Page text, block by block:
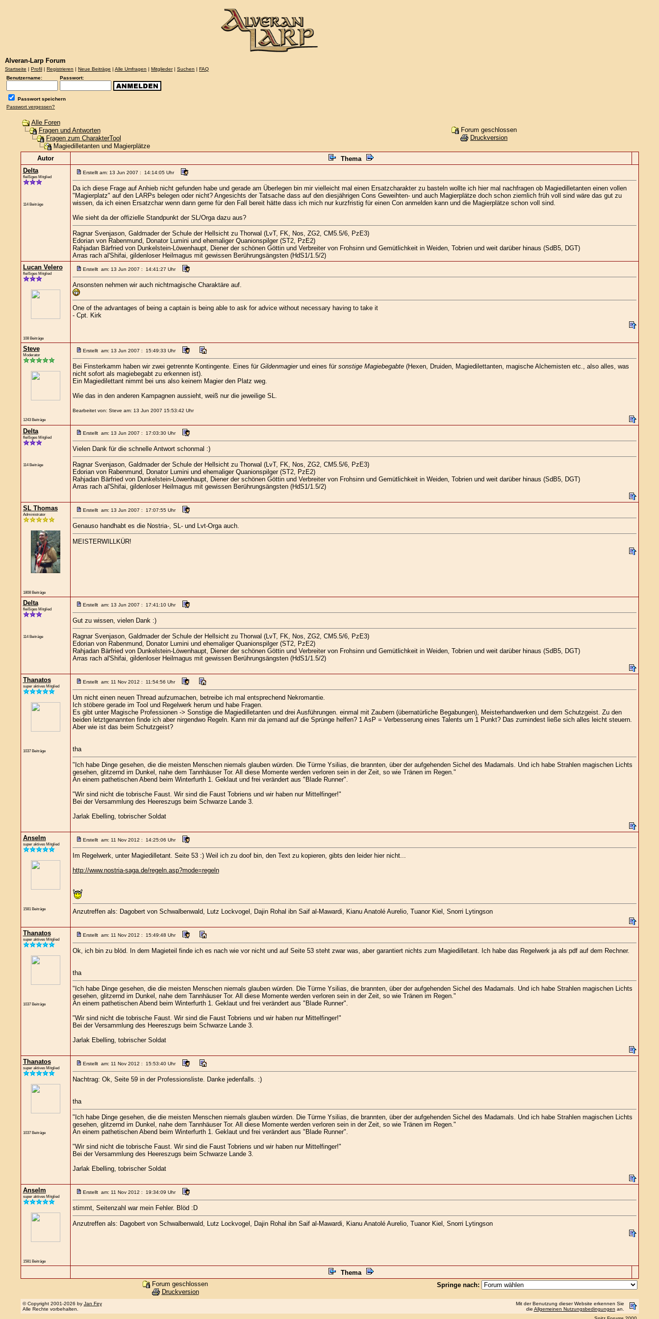
Alveran-Larp Forum
Startseite | Profil | Registrieren | Neue Beiträge | Alle Umfragen | Mitglieder| Suchen | FAQ
Benutzername:
Passwort:
Passwort speichern
Passwort vergessen?
Alle Foren
Fragen und Antworten
Fragen zum CharakterTool
Magiedilletanten und Magierplätze
Forum geschlossen
Druckversion
Autor
Thema
Delta
fleißiges Mitglied
114 Beiträge
Erstellt am: 13 Jun 2007 : 14:14:05 Uhr
Da ich diese Frage auf Anhieb nicht gefunden habe und gerade am Überlegen bin mir vielleicht mal einen Ersatzcharakter zu basteln wollte ich hier mal nachfragen ob Magiedilletanten einen vollen
"Magierplatz" auf den LARPs belegen oder nicht? Angesichts der Tatsache dass auf den diesjährigen Cons Geweihten- und auch Magierplätze doch schon ziemlich früh voll sind wäre das gut zu
wissen, da ich einen Ersatzchar wenn dann gerne für den Fall bereit hätte dass ich mich nur kurzfristig für einen Con anmelden kann und die Magierplätze schon voll sind.
Wie sieht da der offizielle Standpunkt der SL/Orga dazu aus?
Ragnar Svenjason, Galdmader der Schule der Hellsicht zu Thorwal (LvT, FK, Nos, ZG2, CM5.5/6, PzE3)
Edorian von Rabenmund, Donator Lumini und ehemaliger Quanionspilger (ST2, PzE2)
Rahjadan Bärfried von Dunkelstein-Löwenhaupt, Diener der schönen Göttin und Verbreiter von Frohsinn und Gemütlichkeit in Weiden, Tobrien und weit darüber hinaus (SdB5, DGT)
Arras rach al'Shifai, gildenloser Heilmagus mit gewissen Berührungsängsten (HdS1/1.5/2)
Lucan Velero
fleißiges Mitglied
108 Beiträge
Erstellt am: 13 Jun 2007 : 14:41:27 Uhr
Ansonsten nehmen wir auch nichtmagische Charaktäre auf.
One of the advantages of being a captain is being able to ask for advice without necessary having to take it
- Cpt. Kirk
Steve
Moderator
1243 Beiträge
Erstellt am: 13 Jun 2007 : 15:49:33 Uhr
Bei Finsterkamm haben wir zwei getrennte Kontingente. Eines für Gildenmagierund eines für sonstige Magiebegabte(Hexen, Druiden, Magiedilettanten, magische Alchemisten etc., also alles, was
nicht sofort als magiebegabt zu erkennen ist).
Ein Magiedilettant nimmt bei uns also keinem Magier den Platz weg.
Wie das in den anderen Kampagnen aussieht, weiß nur die jeweilige SL.
Bearbeitet von: Steve am: 13 Jun 2007 15:53:42 Uhr
Delta
fleißiges Mitglied
114 Beiträge
Erstellt am: 13 Jun 2007 : 17:03:30 Uhr
Vielen Dank für die schnelle Antwort schonmal :)
Ragnar Svenjason, Galdmader der Schule der Hellsicht zu Thorwal (LvT, FK, Nos, ZG2, CM5.5/6, PzE3)
Edorian von Rabenmund, Donator Lumini und ehemaliger Quanionspilger (ST2, PzE2)
Rahjadan Bärfried von Dunkelstein-Löwenhaupt, Diener der schönen Göttin und Verbreiter von Frohsinn und Gemütlichkeit in Weiden, Tobrien und weit darüber hinaus (SdB5, DGT)
Arras rach al'Shifai, gildenloser Heilmagus mit gewissen Berührungsängsten (HdS1/1.5/2)
SL Thomas
Administrator
1808 Beiträge
Erstellt am: 13 Jun 2007 : 17:07:55 Uhr
Genauso handhabt es die Nostria-, SL- und Lvt-Orga auch.
MEISTERWILLKÜR!
Delta
fleißiges Mitglied
114 Beiträge
Erstellt am: 13 Jun 2007 : 17:41:10 Uhr
Gut zu wissen, vielen Dank :)
Ragnar Svenjason, Galdmader der Schule der Hellsicht zu Thorwal (LvT, FK, Nos, ZG2, CM5.5/6, PzE3)
Edorian von Rabenmund, Donator Lumini und ehemaliger Quanionspilger (ST2, PzE2)
Rahjadan Bärfried von Dunkelstein-Löwenhaupt, Diener der schönen Göttin und Verbreiter von Frohsinn und Gemütlichkeit in Weiden, Tobrien und weit darüber hinaus (SdB5, DGT)
Arras rach al'Shifai, gildenloser Heilmagus mit gewissen Berührungsängsten (HdS1/1.5/2)
Thanatos
super aktives Mitglied
1037 Beiträge
Erstellt am: 11 Nov 2012 : 11:54:56 Uhr
Um nicht einen neuen Thread aufzumachen, betreibe ich mal entsprechend Nekromantie.
Ich stöbere gerade im Tool und Regelwerk herum und habe Fragen.
Es gibt unter Magische Professionen -> Sonstige die Magiedilletanten und drei Ausführungen. einmal mit Zaubern (übernatürliche Begabungen), Meisterhandwerken und dem Schutzgeist. Zu den
beiden letztgenannten finde ich aber nirgendwo Regeln. Kann mir da jemand auf die Sprünge helfen? 1 AsP = Verbesserung eines Talents um 1 Punkt? Das zumindest ließe sich alles leicht steuern.
Aber wie ist das beim Schutzgeist?
tha
"Ich habe Dinge gesehen, die die meisten Menschen niemals glauben würden. Die Türme Ysilias, die brannten, über der aufgehenden Sichel des Madamals. Und ich habe Strahlen magischen Lichts
gesehen, glitzernd im Dunkel, nahe dem Tannhäuser Tor. All diese Momente werden verloren sein in der Zeit, so wie Tränen im Regen."
An einem pathetischen Abend beim Winterfurth 1. Geklaut und frei verändert aus "Blade Runner".
"Wir sind nicht die tobrische Faust. Wir sind die Faust Tobriens und wir haben nur Mittelfinger!"
Bei der Versammlung des Heereszugs beim Schwarze Lande 3.
Jarlak Ebelling, tobrischer Soldat
Anselm
super aktives Mitglied
1581 Beiträge
Erstellt am: 11 Nov 2012 : 14:25:06 Uhr
Im Regelwerk, unter Magiedilletant. Seite 53 :) Weil ich zu doof bin, den Text zu kopieren, gibts den leider hier nicht...
http://www.nostria-saga.de/regeln.asp?mode=regeln
Anzutreffen als: Dagobert von Schwalbenwald, Lutz Lockvogel, Dajin Rohal ibn Saif al-Mawardi, Kianu Anatolé Aurelio, Tuanor Kiel, Snorri Lytingson
Thanatos
super aktives Mitglied
1037 Beiträge
Erstellt am: 11 Nov 2012 : 15:49:48 Uhr
Ok, ich bin zu blöd. In dem Magieteil finde ich es nach wie vor nicht und auf Seite 53 steht zwar was, aber garantiert nichts zum Magiedilletant. Ich habe das Regelwerk ja als pdf auf dem Rechner.
tha
"Ich habe Dinge gesehen, die die meisten Menschen niemals glauben würden. Die Türme Ysilias, die brannten, über der aufgehenden Sichel des Madamals. Und ich habe Strahlen magischen Lichts
gesehen, glitzernd im Dunkel, nahe dem Tannhäuser Tor. All diese Momente werden verloren sein in der Zeit, so wie Tränen im Regen."
An einem pathetischen Abend beim Winterfurth 1. Geklaut und frei verändert aus "Blade Runner".
"Wir sind nicht die tobrische Faust. Wir sind die Faust Tobriens und wir haben nur Mittelfinger!"
Bei der Versammlung des Heereszugs beim Schwarze Lande 3.
Jarlak Ebelling, tobrischer Soldat
Thanatos
super aktives Mitglied
1037 Beiträge
Erstellt am: 11 Nov 2012 : 15:53:40 Uhr
Nachtrag: Ok, Seite 59 in der Professionsliste. Danke jedenfalls. :)
tha
"Ich habe Dinge gesehen, die die meisten Menschen niemals glauben würden. Die Türme Ysilias, die brannten, über der aufgehenden Sichel des Madamals. Und ich habe Strahlen magischen Lichts
gesehen, glitzernd im Dunkel, nahe dem Tannhäuser Tor. All diese Momente werden verloren sein in der Zeit, so wie Tränen im Regen."
An einem pathetischen Abend beim Winterfurth 1. Geklaut und frei verändert aus "Blade Runner".
"Wir sind nicht die tobrische Faust. Wir sind die Faust Tobriens und wir haben nur Mittelfinger!"
Bei der Versammlung des Heereszugs beim Schwarze Lande 3.
Jarlak Ebelling, tobrischer Soldat
Anselm
super aktives Mitglied
1581 Beiträge
Erstellt am: 11 Nov 2012 : 19:34:09 Uhr
stimmt, Seitenzahl war mein Fehler. Blöd :D
Anzutreffen als: Dagobert von Schwalbenwald, Lutz Lockvogel, Dajin Rohal ibn Saif al-Mawardi, Kianu Anatolé Aurelio, Tuanor Kiel, Snorri Lytingson
Thema
Forum geschlossen
Druckversion
Springe nach:
© Copyright 2001-2026 by Jan Fey
Alle Rechte vorbehalten.
Mit der Benutzung dieser Website erkennen Sie
die Allgemeinen Nutzungsbedingungen an.